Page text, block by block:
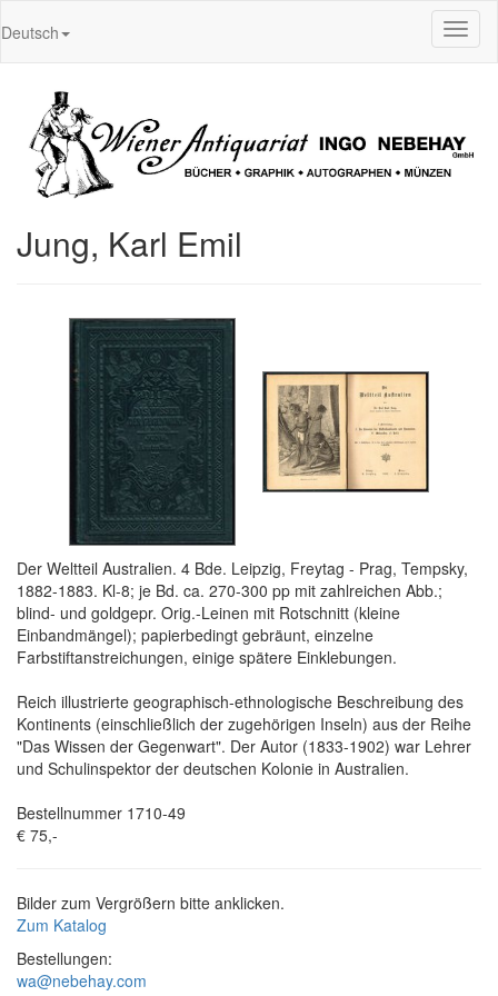
Deutsch
Jung, Karl Emil
Der Weltteil Australien. 4 Bde. Leipzig, Freytag - Prag, Tempsky,
1882-1883. Kl-8; je Bd. ca. 270-300 pp mit zahlreichen Abb.;
blind- und goldgepr. Orig.-Leinen mit Rotschnitt (kleine
Einbandmängel); papierbedingt gebräunt, einzelne
Farbstiftanstreichungen, einige spätere Einklebungen.
Reich illustrierte geographisch-ethnologische Beschreibung des
Kontinents (einschließlich der zugehörigen Inseln) aus der Reihe
"Das Wissen der Gegenwart". Der Autor (1833-1902) war Lehrer
und Schulinspektor der deutschen Kolonie in Australien.
Bestellnummer 1710-49
€ 75,-
Bilder zum Vergrößern bitte anklicken.
Zum Katalog
Bestellungen:
wa@nebehay.com